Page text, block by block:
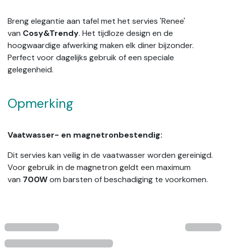
Breng elegantie aan tafel met het servies 'Renee'
van Cosy&Trendy. Het tijdloze design en de
hoogwaardige afwerking maken elk diner bijzonder.
Perfect voor dagelijks gebruik of een speciale
gelegenheid.
Opmerking
Vaatwasser- en magnetronbestendig:
Dit servies kan veilig in de vaatwasser worden gereinigd.
Voor gebruik in de magnetron geldt een maximum
van 700Wom barsten of beschadiging te voorkomen.